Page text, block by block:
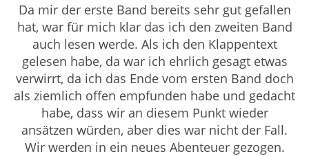
Da mir der erste Band bereits sehr gut gefallen
hat, war für mich klar das ich den zweiten Band
auch lesen werde. Als ich den Klappentext
gelesen habe, da war ich ehrlich gesagt etwas
verwirrt, da ich das Ende vom ersten Band doch
als ziemlich offen empfunden habe und gedacht
habe, dass wir an diesem Punkt wieder
ansätzen würden, aber dies war nicht der Fall.
Wir werden in ein neues Abenteuer gezogen.